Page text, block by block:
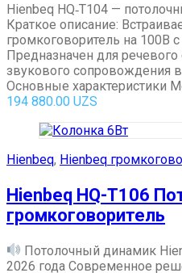
Hienbeq HQ‑T104 —
Краткое описание:
громкоговоритель на 100В
Предназначен для
звукового сопровождения в
Основные характеристики
194 880.00 UZS
Hienbeq, Hienbeq
Hienbeq HQ-T106
громкоговоритель
Потолочный динамик
2026 года Современное